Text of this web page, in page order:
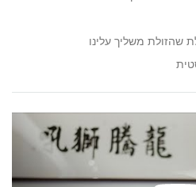
שהזולת משליך עלינו